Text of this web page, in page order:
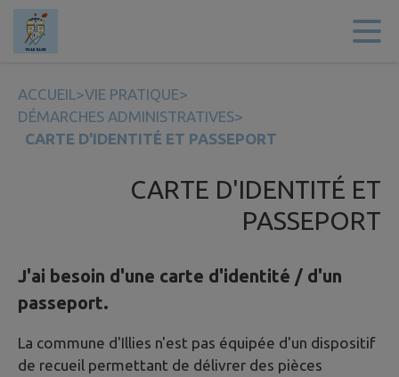
Contenu
ACCUEIL >VIE PRATIQUE>
DÉMARCHES ADMINISTRATIVES>
CARTE D'IDENTITÉ ET PASSEPORT
CARTE D'IDENTITÉ ET
PASSEPORT
J'ai besoin d'une carte d'identité / d'un
passeport.
La commune d'Illies n'est pas équipée d'un dispositif
de recueil permettant de délivrer des pièces